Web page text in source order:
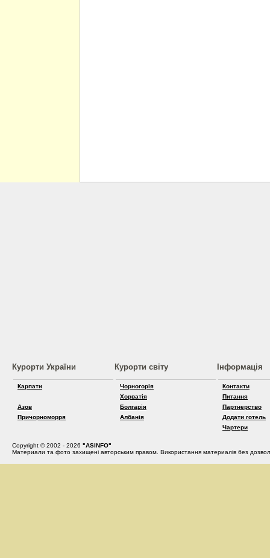
Курорти України
Карпати
Азов
Причорноморря
Курорти світу
Чорногорія
Хорватія
Болгарія
Албанія
Інформація
Контакти
Питання
Партнерство
Додати готель
Чартери
Copyright © 2002 - 2026 "ASINFO"
Материали та фото захищені авторським правом. Використання материалів без